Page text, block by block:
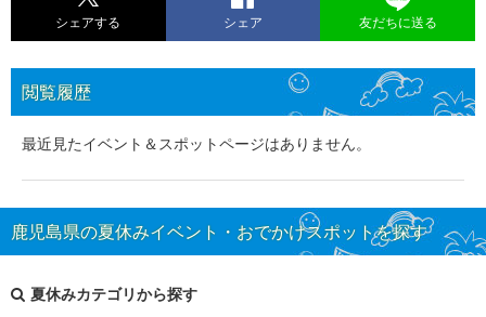
シェアする シェア 友だちに送る
閲覧履歴
最近見たイベント＆スポットページはありません。
鹿児島県の夏休みイベント・おでかけスポットを探す
夏休みカテゴリから探す